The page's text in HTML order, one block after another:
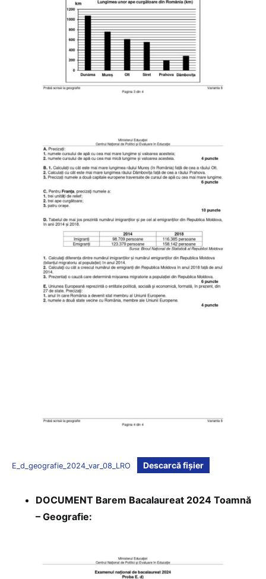
E_d_geografie_2024_var_08_LRO Descarcă fișier
DOCUMENT Barem Bacalaureat 2024 Toamnă
– Geografie: